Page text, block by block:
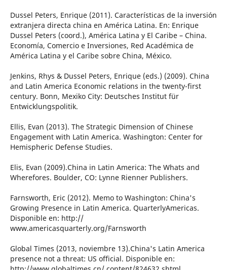
Dussel Peters, Enrique (2011). Características de la inversión
extranjera directa china en América Latina. En: Enrique
Dussel Peters (coord.), América Latina y El Caribe – China.
Economía, Comercio e Inversiones, Red Académica de
América Latina y el Caribe sobre China, México.
Jenkins, Rhys & Dussel Peters, Enrique (eds.) (2009). China
and Latin America Economic relations in the twenty-first
century. Bonn, Mexiko City: Deutsches Institut für
Entwicklungspolitik.
Ellis, Evan (2013). The Strategic Dimension of Chinese
Engagement with Latin America. Washington: Center for
Hemispheric Defense Studies.
Elis, Evan (2009).China in Latin America: The Whats and
Wherefores. Boulder, CO: Lynne Rienner Publishers.
Farnsworth, Eric (2012). Memo to Washington: China's
Growing Presence in Latin America. QuarterlyAmericas.
Disponible en: http://
www.americasquarterly.org/Farnsworth
Global Times (2013, noviembre 13).China's Latin America
presence not a threat: US official. Disponible en: